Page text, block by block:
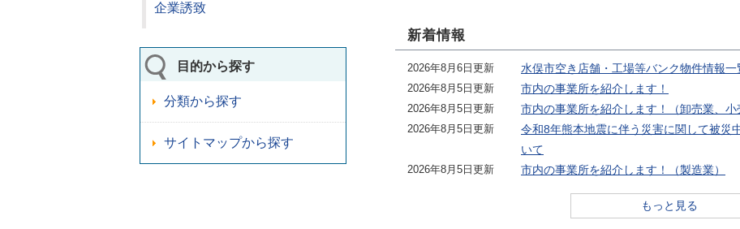
新着情報
2026年8月6日更新 水俣市空き店舗・工場等バンク物件情報一
2026年8月5日更新 市内の事業所を紹介します！
2026年8月5日更新 市内の事業所を紹介します！（卸売業、小
2026年8月5日更新
令和8年熊本地震に伴う災害に関して被災
いて
2026年8月5日更新 市内の事業所を紹介します！（製造業）
もっと見る
企業誘致
目的から探す
分類から探す
サイトマップから探す